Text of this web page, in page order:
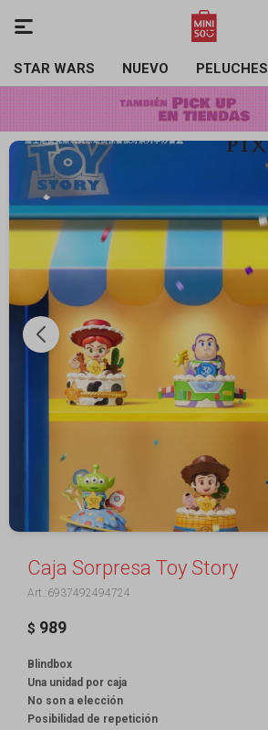
STAR WARS NUEVO PELUCHES

Caja Sorpresa Toy Story
6937492494724
$ 989
Blindbox
Una unidad por caja
No son a elección
Posibilidad de repetición